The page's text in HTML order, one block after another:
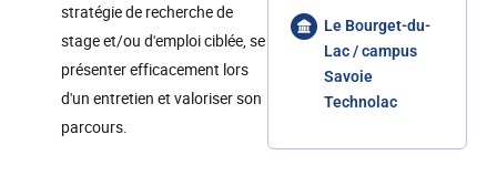
stratégie de recherche de
stage et/ou d'emploi ciblée, se
présenter efficacement lors
d'un entretien et valoriser son
parcours.
Le Bourget-du-
Lac / campus
Savoie
Technolac